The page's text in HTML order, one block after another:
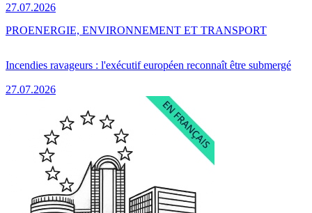
27.07.2026
Incendies ravageurs : l'exécutif européen reconnaît être submergé
27.07.2026
PROENERGIE, ENVIRONNEMENT ET TRANSPORT